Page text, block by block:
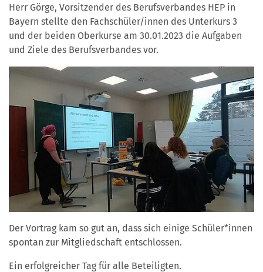
Herr Görge, Vorsitzender des Berufsverbandes HEP in
Bayern stellte den Fachschüler/innen des Unterkurs 3
und der beiden Oberkurse am 30.01.2023 die Aufgaben
und Ziele des Berufsverbandes vor.
Der Vortrag kam so gut an, dass sich einige Schüler*innen
spontan zur Mitgliedschaft entschlossen.
Ein erfolgreicher Tag für alle Beteiligten.